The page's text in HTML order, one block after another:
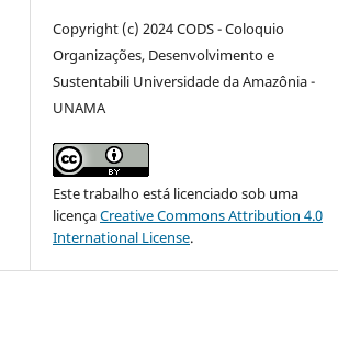
Copyright (c) 2024 CODS - Coloquio
Organizações, Desenvolvimento e
Sustentabili Universidade da Amazônia -
UNAMA
Este trabalho está licenciado sob uma
licençaCreative Commons Attribution 4.0
International License.